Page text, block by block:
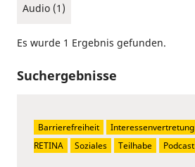
Audio (1)
Es wurde 1 Ergebnis gefunden.
Suchergebnisse
Barrierefreiheit Interessenvertretung
RETINA
Soziales Teilhabe Podcast